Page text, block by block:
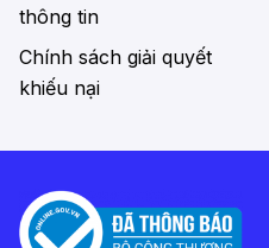
thông tin
Chính sách giải quyết
khiếu nại